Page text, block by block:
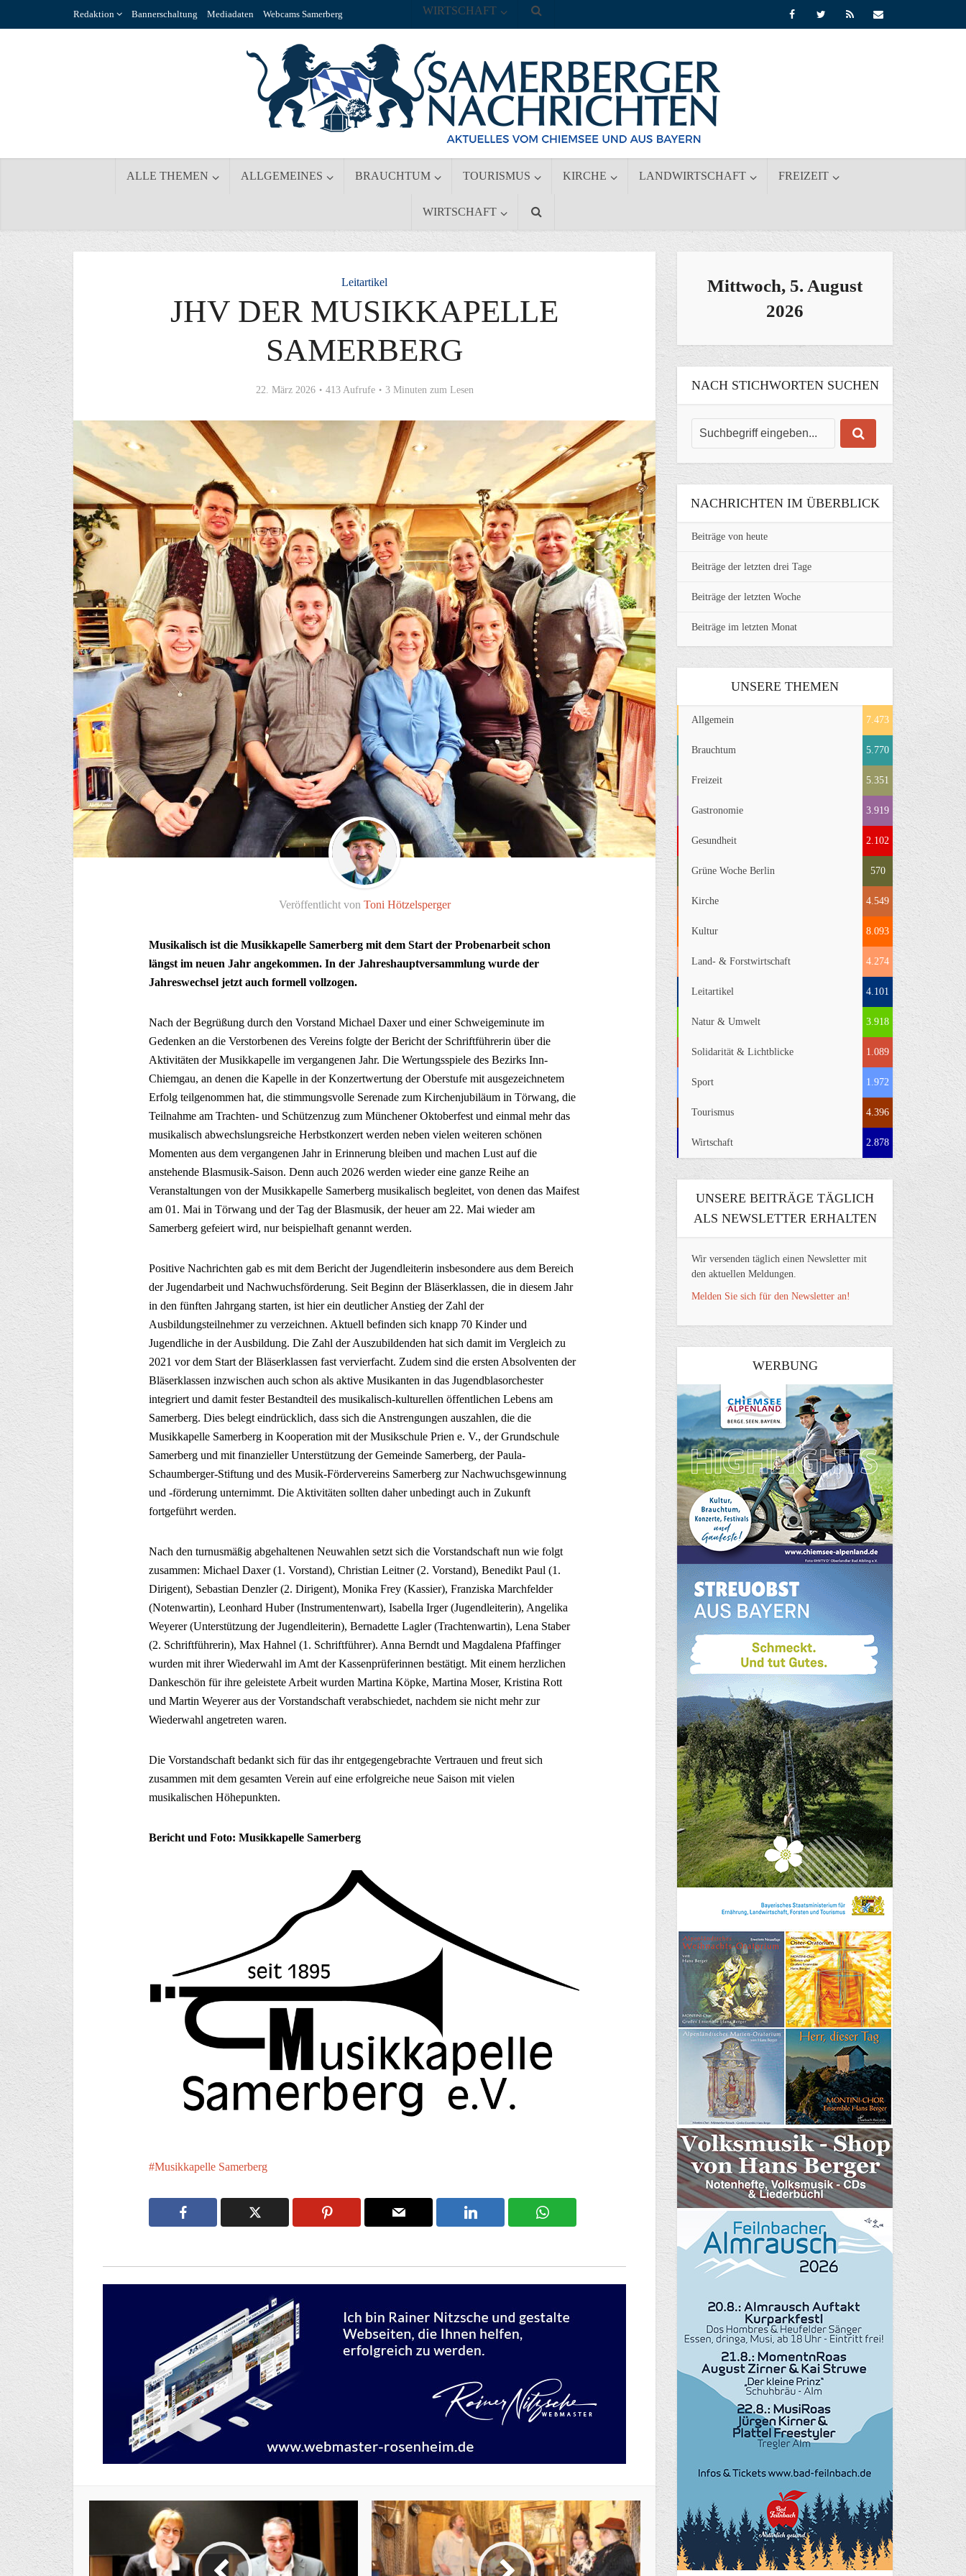
Redaktion Bannerschaltung Mediadaten Webcams Samerberg
ALLE THEMEN ALLGEMEINES BRAUCHTUM TOURISMUS KIRCHE LANDWIRTSCHAFT FREIZEIT
WIRTSCHAFT
WIRTSCHAFT
Leitartikel
JHV DER MUSIKKAPELLE
SAMERBERG
22. März 2026 413 Aufrufe 3 Minuten zum Lesen
Veröffentlicht von Toni Hötzelsperger
Musikalisch ist die Musikkapelle Samerberg mit dem Start der Probenarbeit schon
längst im neuen Jahr angekommen. In der Jahreshauptversammlung wurde der
Jahreswechsel jetzt auch formell vollzogen.
Nach der Begrüßung durch den Vorstand Michael Daxer und einer Schweigeminute im
Gedenken an die Verstorbenen des Vereins folgte der Bericht der Schriftführerin über die
Aktivitäten der Musikkapelle im vergangenen Jahr. Die Wertungsspiele des Bezirks Inn-
Chiemgau, an denen die Kapelle in der Konzertwertung der Oberstufe mit ausgezeichnetem
Erfolg teilgenommen hat, die stimmungsvolle Serenade zum Kirchenjubiläum in Törwang, die
Teilnahme am Trachten- und Schützenzug zum Münchener Oktoberfest und einmal mehr das
musikalisch abwechslungsreiche Herbstkonzert werden neben vielen weiteren schönen
Momenten aus dem vergangenen Jahr in Erinnerung bleiben und machen Lust auf die
anstehende Blasmusik-Saison. Denn auch 2026 werden wieder eine ganze Reihe an
Veranstaltungen von der Musikkapelle Samerberg musikalisch begleitet, von denen das Maifest
am 01. Mai in Törwang und der Tag der Blasmusik, der heuer am 22. Mai wieder am
Samerberg gefeiert wird, nur beispielhaft genannt werden.
Positive Nachrichten gab es mit dem Bericht der Jugendleiterin insbesondere aus dem Bereich
der Jugendarbeit und Nachwuchsförderung. Seit Beginn der Bläserklassen, die in diesem Jahr
in den fünften Jahrgang starten, ist hier ein deutlicher Anstieg der Zahl der
Ausbildungsteilnehmer zu verzeichnen. Aktuell befinden sich knapp 70 Kinder und
Jugendliche in der Ausbildung. Die Zahl der Auszubildenden hat sich damit im Vergleich zu
2021 vor dem Start der Bläserklassen fast vervierfacht. Zudem sind die ersten Absolventen der
Bläserklassen inzwischen auch schon als aktive Musikanten in das Jugendblasorchester
integriert und damit fester Bestandteil des musikalisch-kulturellen öffentlichen Lebens am
Samerberg. Dies belegt eindrücklich, dass sich die Anstrengungen auszahlen, die die
Musikkapelle Samerberg in Kooperation mit der Musikschule Prien e. V., der Grundschule
Samerberg und mit finanzieller Unterstützung der Gemeinde Samerberg, der Paula-
Schaumberger-Stiftung und des Musik-Fördervereins Samerberg zur Nachwuchsgewinnung
und -förderung unternimmt. Die Aktivitäten sollten daher unbedingt auch in Zukunft
fortgeführt werden.
Nach den turnusmäßig abgehaltenen Neuwahlen setzt sich die Vorstandschaft nun wie folgt
zusammen: Michael Daxer (1. Vorstand), Christian Leitner (2. Vorstand), Benedikt Paul (1.
Dirigent), Sebastian Denzler (2. Dirigent), Monika Frey (Kassier), Franziska Marchfelder
(Notenwartin), Leonhard Huber (Instrumentenwart), Isabella Irger (Jugendleiterin), Angelika
Weyerer (Unterstützung der Jugendleiterin), Bernadette Lagler (Trachtenwartin), Lena Staber
(2. Schriftführerin), Max Hahnel (1. Schriftführer). Anna Berndt und Magdalena Pfaffinger
wurden mit ihrer Wiederwahl im Amt der Kassenprüferinnen bestätigt. Mit einem herzlichen
Dankeschön für ihre geleistete Arbeit wurden Martina Köpke, Martina Moser, Kristina Rott
und Martin Weyerer aus der Vorstandschaft verabschiedet, nachdem sie nicht mehr zur
Wiederwahl angetreten waren.
Die Vorstandschaft bedankt sich für das ihr entgegengebrachte Vertrauen und freut sich
zusammen mit dem gesamten Verein auf eine erfolgreiche neue Saison mit vielen
musikalischen Höhepunkten.
Bericht und Foto: Musikkapelle Samerberg
Musikkapelle Samerberg
Mittwoch, 5. August
2026
NACH STICHWORTEN SUCHEN
NACHRICHTEN IM ÜBERBLICK
Beiträge von heute
Beiträge der letzten drei Tage
Beiträge der letzten Woche
Beiträge im letzten Monat
UNSERE THEMEN
Allgemein 7.473
Brauchtum 5.770
Freizeit 5.351
Gastronomie 3.919
Gesundheit 2.102
Grüne Woche Berlin 570
Kirche 4.549
Kultur 8.093
Land- & Forstwirtschaft 4.274
Leitartikel 4.101
Natur & Umwelt 3.918
Solidarität & Lichtblicke 1.089
Sport 1.972
Tourismus 4.396
Wirtschaft 2.878
UNSERE BEITRÄGE TÄGLICH
ALS NEWSLETTER ERHALTEN
Wir versenden täglich einen Newsletter mit
den aktuellen Meldungen.
Melden Sie sich für den Newsletter an!
WERBUNG